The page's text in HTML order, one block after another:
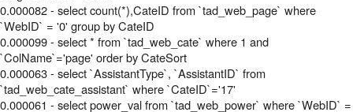
0.000082 - select count(*),CateID from `tad_web_page` where
`WebID` = '0' group by CateID
0.000099 - select * from `tad_web_cate` where 1 and
`ColName`='page' order by CateSort
0.000063 - select `AssistantType`, `AssistantID` from
`tad_web_cate_assistant` where `CateID`='17'
0.000061 - select power_val from `tad_web_power` where `WebID` =